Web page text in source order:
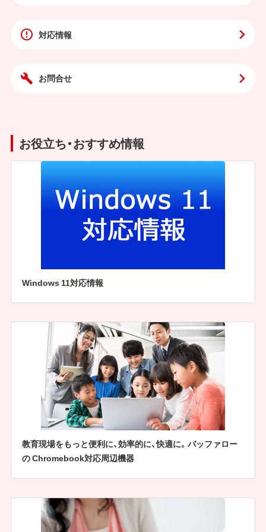
対応情報
お問合せ
お役立ち・おすすめ情報
Windows 11対応情報
教育現場をもっと便利に、効率的に、快適に。バッファロー
の Chromebook対応周辺機器